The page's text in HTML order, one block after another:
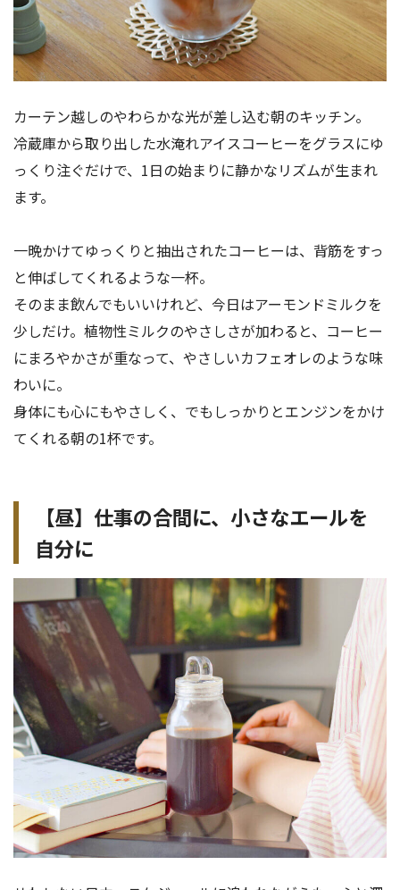
カーテン越しのやわらかな光が差し込む朝のキッチン。
冷蔵庫から取り出した水淹れアイスコーヒーをグラスにゆ
っくり注ぐだけで、1日の始まりに静かなリズムが生まれ
ます。
一晩かけてゆっくりと抽出されたコーヒーは、背筋をすっ
と伸ばしてくれるような一杯。
そのまま飲んでもいいけれど、今日はアーモンドミルクを
少しだけ。植物性ミルクのやさしさが加わると、コーヒー
にまろやかさが重なって、やさしいカフェオレのような味
わいに。
身体にも心にもやさしく、でもしっかりとエンジンをかけ
てくれる朝の1杯です。
【昼】仕事の合間に、小さなエールを
自分に